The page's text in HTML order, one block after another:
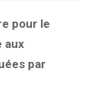
pour le
aux
par